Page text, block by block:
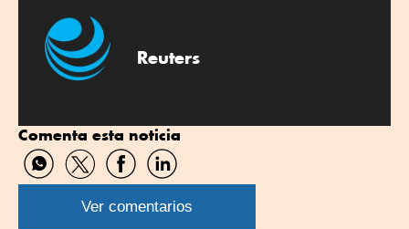
Reuters
Comenta esta noticia
Compartir
por
WhatsApp
Compartir
por
Twitter
Compartir
por
Facebook
Compartir
por
Linkedin
Ver comentarios